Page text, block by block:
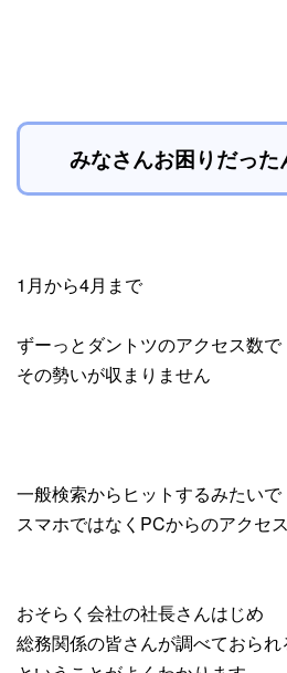
みなさんお困りだった
1月から4月まで
ずーっとダントツのアクセス数で
その勢いが収まりません
一般検索からヒットするみたいで
スマホではなくPCからのアクセ
おそらく会社の社長さんはじめ
総務関係の皆さんが調べておられ